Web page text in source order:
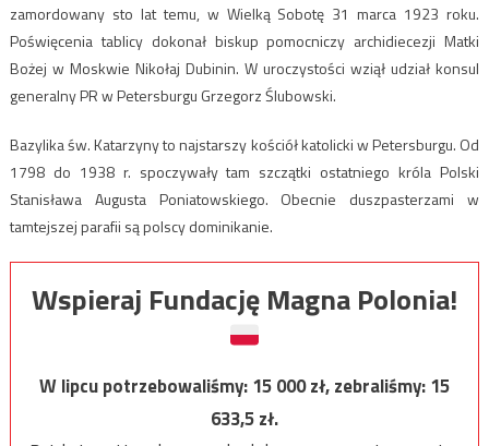
zamordowany sto lat temu, w Wielką Sobotę 31 marca 1923 roku.
Poświęcenia tablicy dokonał biskup pomocniczy archidiecezji Matki
Bożej w Moskwie Nikołaj Dubinin. W uroczystości wziął udział konsul
generalny PR w Petersburgu Grzegorz Ślubowski.
Bazylika św. Katarzyny to najstarszy kościół katolicki w Petersburgu. Od
1798 do 1938 r. spoczywały tam szczątki ostatniego króla Polski
Stanisława Augusta Poniatowskiego. Obecnie duszpasterzami w
tamtejszej parafii są polscy dominikanie.
Wspieraj Fundację Magna Polonia!
W lipcu potrzebowaliśmy:15 000zł, zebraliśmy:15
633,5zł.